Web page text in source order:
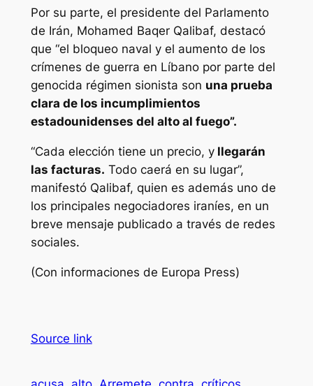
Por su parte, el presidente del Parlamento
de Irán, Mohamed Baqer Qalibaf, destacó
que “el bloqueo naval y el aumento de los
crímenes de guerra en Líbano por parte del
genocida régimen sionista son una prueba
clara de los incumplimientos
estadounidenses del alto al fuego”.
“Cada elección tiene un precio, yllegarán
las facturas. Todo caerá en su lugar”,
manifestó Qalibaf, quien es además uno de
los principales negociadores iraníes, en un
breve mensaje publicado a través de redes
sociales.
(Con informaciones de Europa Press)
Source link